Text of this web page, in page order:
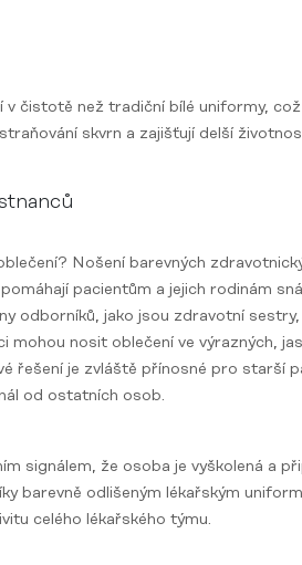
v čistotě než tradiční bílé uniformy,
skvrn a zajišťují delší
Nošení barevných
pacientům a jejich rodinám
odborníků, jako jsou zdravotní
mohou nosit oblečení ve výrazných,
řešení je zvláště přínosné pro
od ostatních osob.
signálem, že osoba je vyškolená a
barevně odlišeným lékařským
celého lékařského týmu.